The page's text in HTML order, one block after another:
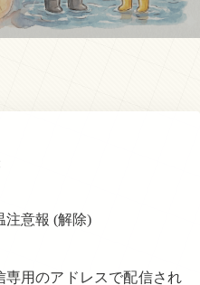
注意報 (解除)
用のアドレスで配信され